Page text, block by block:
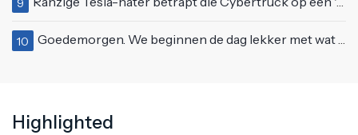
9
10 Goedemorgen. We beginnen de dag lekker met wat rek- en strekoefeningen
Highlighted